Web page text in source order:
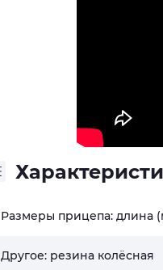
Размеры прицепа: длина
Другое: резина колёсная